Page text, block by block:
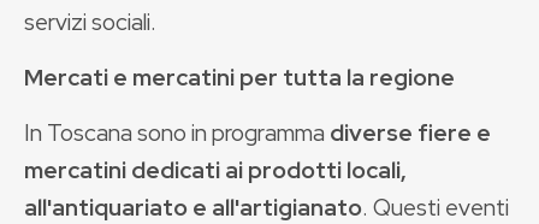
servizi sociali.
Mercati e mercatini per tutta la regione
In Toscana sono in programma diverse fiere e
mercatini dedicati ai prodotti locali,
all'antiquariato e all'artigianato. Questi eventi